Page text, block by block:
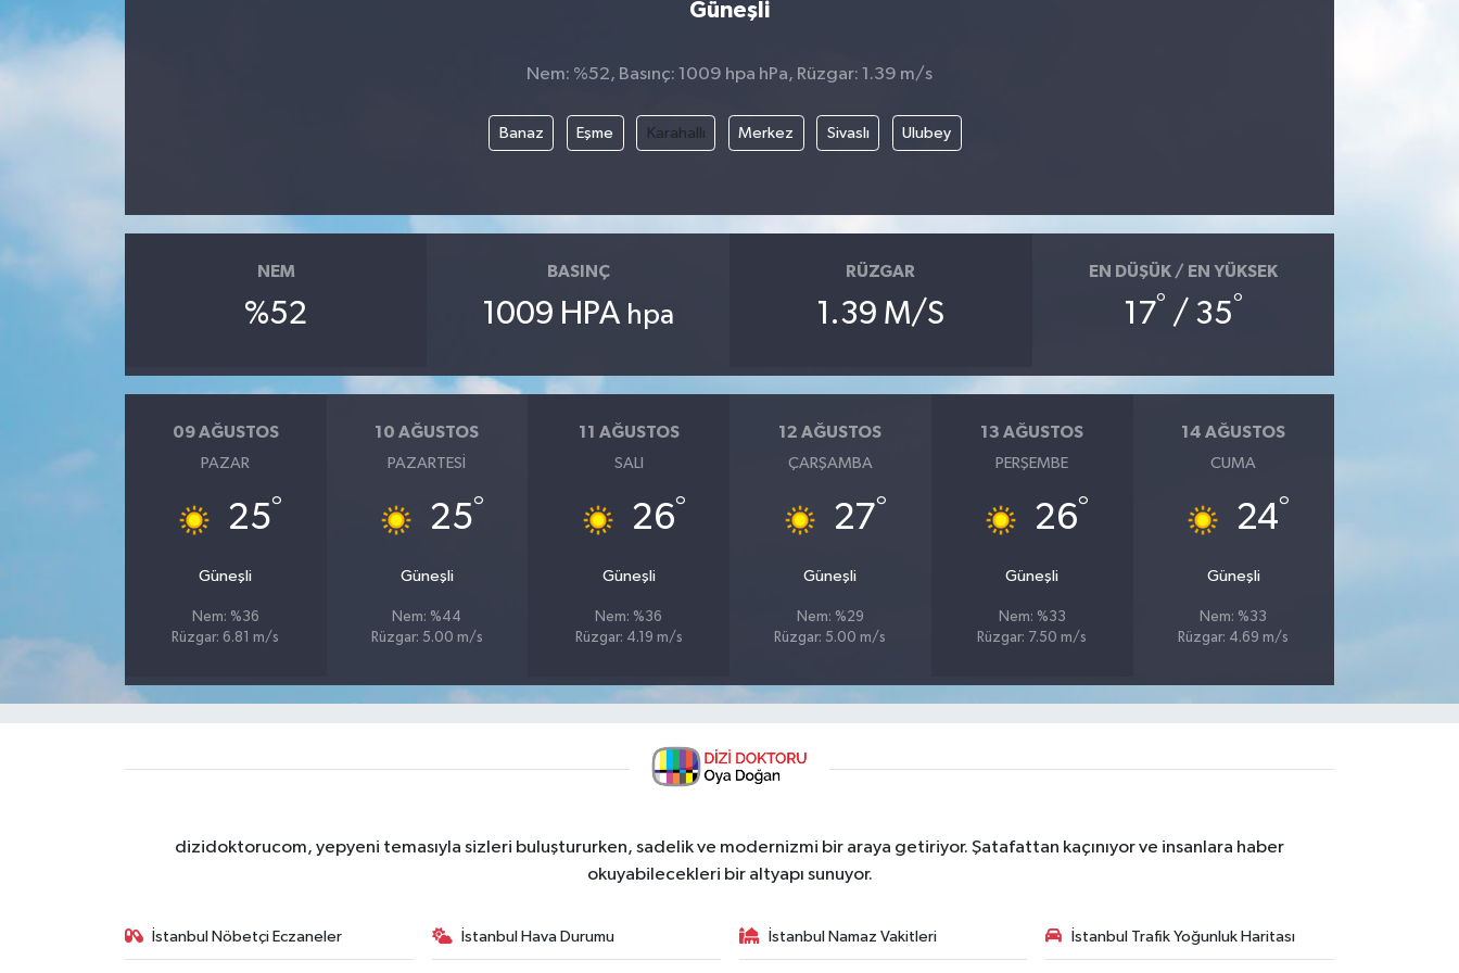
Güneşli
Nem: %52, Basınç: 1009 hpa hPa, Rüzgar: 1.39 m/s
Banaz Eşme Karahallı Merkez Sivaslı Ulubey
NEM
%52
BASINÇ
1009 HPA hpa
RÜZGAR
1.39 M/S
EN DÜŞÜK / EN YÜKSEK
17° / 35°
09 AĞUSTOS
PAZAR
25°
Güneşli
Nem: %36
Rüzgar: 6.81 m/s
10 AĞUSTOS
PAZARTESI
25°
Güneşli
Nem: %44
Rüzgar: 5.00 m/s
11 AĞUSTOS
SALI
26°
Güneşli
Nem: %36
Rüzgar: 4.19 m/s
12 AĞUSTOS
ÇARŞAMBA
27°
Güneşli
Nem: %29
Rüzgar: 5.00 m/s
13 AĞUSTOS
PERŞEMBE
26°
Güneşli
Nem: %33
Rüzgar: 7.50 m/s
14 AĞUSTOS
CUMA
24°
Güneşli
Nem: %33
Rüzgar: 4.69 m/s
dizidoktorucom, yepyeni temasıyla sizleri buluştururken, sadelik ve modernizmi bir araya getiriyor. Şatafattan kaçınıyor ve insanlara haber
okuyabilecekleri bir altyapı sunuyor.
İstanbul Nöbetçi Eczaneler İstanbul Hava Durumu İstanbul Namaz Vakitleri İstanbul Trafik Yoğunluk Haritası